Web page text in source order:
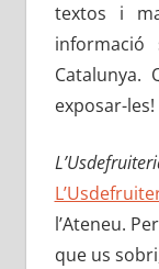
textos i
exposar-les!
l’Ateneu.
que us